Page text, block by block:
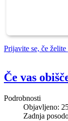
Prijavite se, če
Če vas
Podrobnosti
Objavljeno:
Zadnja